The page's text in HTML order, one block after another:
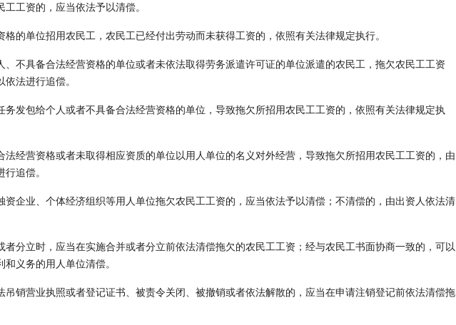
工资的，应当依法予以清偿。
的单位招用农民工，农民工已经付出劳动而未获得工资的，依照有关法律规定执行。
不具备合法经营资格的单位或者未依法取得劳务派遣许可证的单位派遣的农民工，拖欠农民工工资
法进行追偿。
发包给个人或者不具备合法经营资格的单位，导致拖欠所招用农民工工资的，依照有关法律规定执
法经营资格或者未取得相应资质的单位以用人单位的名义对外经营，导致拖欠所招用农民工工资的，由
追偿。
企业、个体经济组织等用人单位拖欠农民工工资的，应当依法予以清偿；不清偿的，由出资人依法清
分立时，应当在实施合并或者分立前依法清偿拖欠的农民工工资；经与农民工书面协商一致的，可以
义务的用人单位清偿。
销营业执照或者登记证书、被责令关闭、被撤销或者依法解散的，应当在申请注销登记前依法清偿拖